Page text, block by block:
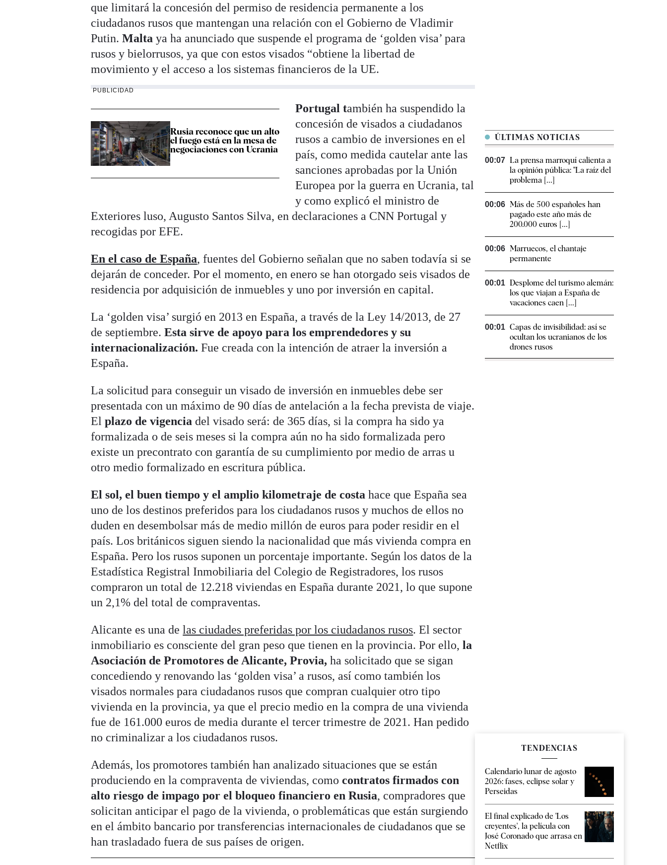
que limitará la concesión del permiso de residencia permanente a los
ciudadanos rusos que mantengan una relación con el Gobierno de Vladimir
Putin.Maltaya ha anunciado que suspende el programa de ‘golden visa’ para
rusos y bielorrusos, ya que con estos visados “obtiene la libertad de
movimiento y el acceso a los sistemas financieros de la UE.
PUBLICIDAD
Rusia reconoce que un alto
el fuego está en la mesa de
negociaciones con Ucrania
Portugal también ha suspendido la
concesión de visados a ciudadanos
rusos a cambio de inversiones en el
país, como medida cautelar ante las
sanciones aprobadas por la Unión
Europea por la guerra en Ucrania, tal
y como explicó el ministro de
Exteriores luso, Augusto Santos Silva, en declaraciones a CNN Portugal y
recogidas por EFE.
En el caso de España, fuentes del Gobierno señalan que no saben todavía si se
dejarán de conceder. Por el momento, en enero se han otorgado seis visados de
residencia por adquisición de inmuebles y uno por inversión en capital.
La ‘golden visa’ surgió en 2013 en España, a través de la Ley 14/2013, de 27
de septiembre.Esta sirve de apoyo para los emprendedores y su
internacionalización. Fue creada con la intención de atraer la inversión a
España.
La solicitud para conseguir un visado de inversión en inmuebles debe ser
presentada con un máximo de 90 días de antelación a la fecha prevista de viaje.
El plazo de vigencia del visado será: de 365 días, si la compra ha sido ya
formalizada o de seis meses si la compra aún no ha sido formalizada pero
existe un precontrato con garantía de su cumplimiento por medio de arras u
otro medio formalizado en escritura pública.
El sol, el buen tiempo y el amplio kilometraje de costa hace que España sea
uno de los destinos preferidos para los ciudadanos rusos y muchos de ellos no
duden en desembolsar más de medio millón de euros para poder residir en el
país. Los británicos siguen siendo la nacionalidad que más vivienda compra en
España. Pero los rusos suponen un porcentaje importante. Según los datos de la
Estadística Registral Inmobiliaria del Colegio de Registradores, los rusos
compraron un total de 12.218 viviendas en España durante 2021, lo que supone
un 2,1% del total de compraventas.
Alicante es una delas ciudades preferidas por los ciudadanos rusos. El sector
inmobiliario es consciente del gran peso que tienen en la provincia. Por ello,la
Asociación de Promotores de Alicante, Provia,ha solicitado que se sigan
concediendo y renovando las ‘golden visa’ a rusos, así como también los
visados normales para ciudadanos rusos que compran cualquier otro tipo
vivienda en la provincia, ya que el precio medio en la compra de una vivienda
fue de 161.000 euros de media durante el tercer trimestre de 2021. Han pedido
no criminalizar a los ciudadanos rusos.
Además, los promotores también han analizado situaciones que se están
produciendo en la compraventa de viviendas, comocontratos firmados con
alto riesgo de impago por el bloqueo financiero en Rusia, compradores que
solicitan anticipar el pago de la vivienda, o problemáticas que están surgiendo
en el ámbito bancario por transferencias internacionales de ciudadanos que se
han trasladado fuera de sus países de origen.
ÚLTIMAS NOTICIAS
00:07 La prensa marroquí calienta a
la opinión pública: "La raíz del
problema [...]
00:06 Más de 500 españoles han
pagado este año más de
200.000 euros [...]
00:06 Marruecos, el chantaje
permanente
00:01 Desplome del turismo alemán:
los que viajan a España de
vacaciones caen [...]
00:01 Capas de invisibilidad: así se
ocultan los ucranianos de los
drones rusos
TENDENCIAS
Calendario lunar de agosto
2026: fases, eclipse solar y
Perseidas
El final explicado de 'Los
creyentes', la película con
José Coronado que arrasa en
Netflix